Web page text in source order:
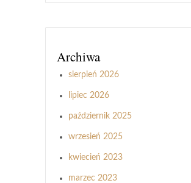
Archiwa
sierpień 2026
lipiec 2026
październik 2025
wrzesień 2025
kwiecień 2023
marzec 2023